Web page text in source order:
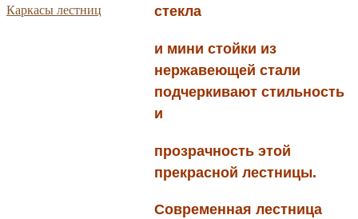
Каркасы лестниц
стекла
и мини стойки из
нержавеющей стали
подчеркивают стильность
и
прозрачность этой
прекрасной лестницы.
Современная лестница